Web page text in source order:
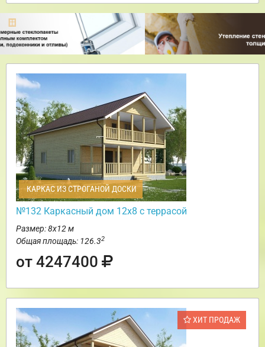
КАРКАС ИЗ СТРОГАНОЙ ДОСКИ
№132 Каркасный дом 12х8 с террасой
Размер: 8х12 м
Общая площадь: 126.32
от 4247400
ХИТ ПРОДАЖ